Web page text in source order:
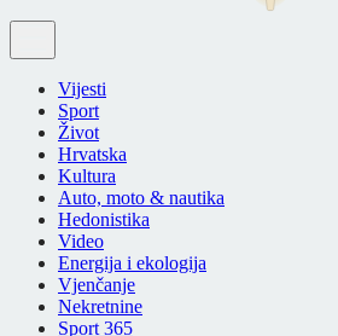
Vijesti
Sport
Život
Hrvatska
Kultura
Auto, moto & nautika
Hedonistika
Video
Energija i ekologija
Vjenčanje
Nekretnine
Sport 365